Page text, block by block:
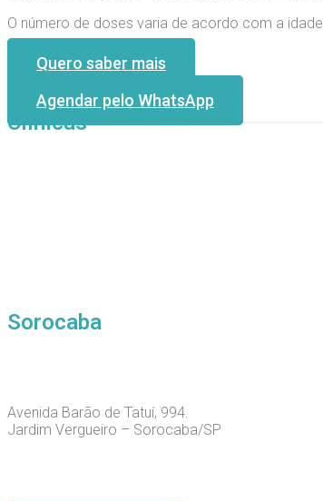
O número de doses varia de acordo com a idade.
Quero saber mais
Agendar pelo WhatsApp
Clínicas
Sorocaba
Avenida Barão de Tatuí, 994.
Jardim Vergueiro – Sorocaba/SP